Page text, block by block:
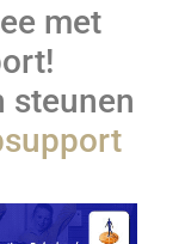
met
steunen